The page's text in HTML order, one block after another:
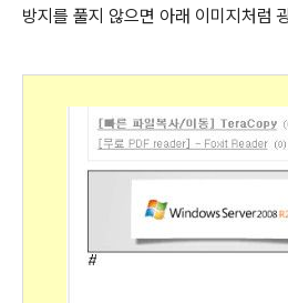
방지를 풀지 않으면 아래 이미지처럼